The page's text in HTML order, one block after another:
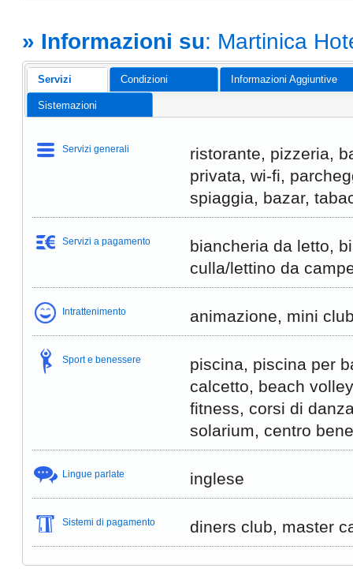
» Informazioni su: Martinica
Servizi Condizioni Informazioni Aggiuntive
Sistemazioni
Servizi generali
ristorante, pizzeria,
privata, wi-fi,
spiaggia, bazar,
Servizi a pagamento
biancheria da letto,
culla/lettino da
Intrattenimento animazione, mini
Sport e benessere
piscina, piscina per
calcetto, beach
fitness, corsi di
solarium, centro
Lingue parlate inglese
Sistemi di pagamento diners club, master